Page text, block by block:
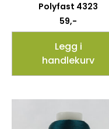
Polyfast 4323
59,-
Legg i
handlekurv